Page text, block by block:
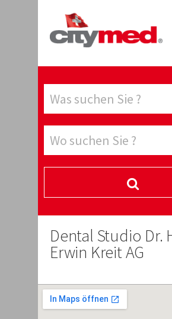
Dental Studio Dr.
Erwin Kreit AG